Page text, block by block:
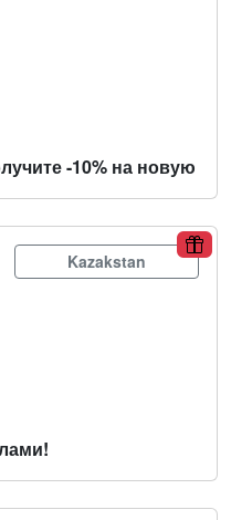
-10% на новую
Kazakstan